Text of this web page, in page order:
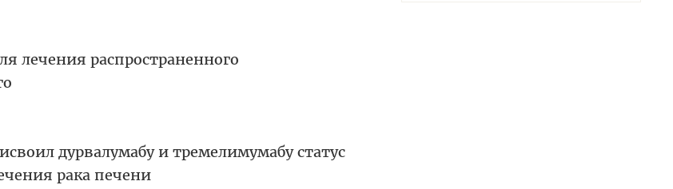
лечения распространенного
дурвалумабу и тремелимумабу статус
рака печени